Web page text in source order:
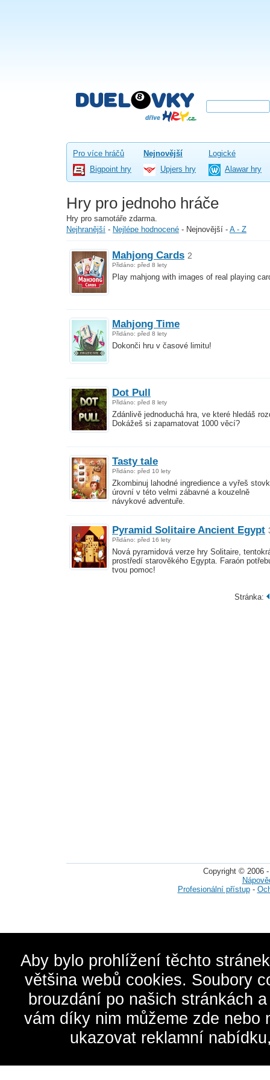
Pro více hráčů Nejnovější
Logické
Bigpoint hry
Upjers hry Alawar hry
Hry pro jednoho hráče
Hry pro samotáře zdarma.
Nejhranější - Nejlépe hodnocené - Nejnovější - A - Z
Mahjong Cards 2
Přidáno: před 8 lety
Play mahjong with images of real playing
Mahjong Time
Přidáno: před 8 lety
Dokonči hru v časové limitu!
Dot Pull
Přidáno: před 8 lety
Zdánlivě jednoduchá hra, ve které hledáš
Dokážeš si zapamatovat 1000 věcí?
Tasty tale
Přidáno: před 10 lety
Zkombinuj lahodné ingredience a vyřeš
úrovní v této velmi zábavné a kouzelně
návykové adventuře.
Pyramid Solitaire Ancient Egypt
Přidáno: před 16 lety
Nová pyramidová verze hry Solitaire,
prostředí starověkého Egypta. Faraón
tvou pomoc!
Stránka:
Copyright © 2006
Profesionální přístup-
Aby bylo prohlížení těchto
většina webů cookies. Soubory
brouzdání po našich stránkách
vám díky nim můžeme zde
ukazovat reklamní